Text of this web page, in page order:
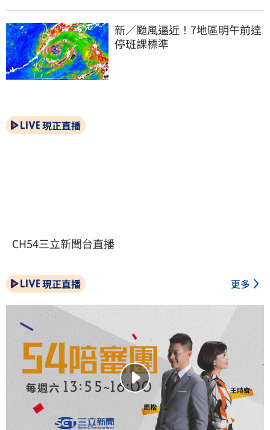
新／颱風逼近！7地區明午前達
停班課標準
現正直播
CH54三立新聞台直播
現正直播 更多